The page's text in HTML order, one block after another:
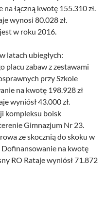
łączną kwotę 155.310 zł.
wynosi 80.028 zł.
w roku 2016.
latach ubiegłych:
placu zabaw z zestawami
przy Szkole
na kwotę 198.928 zł
wyniósł 43.000 zł.
kompleksu boisk
Gimnazjum Nr 23.
ze skocznią do skoku w
na kwotę
RO Rataje wyniósł 71.872